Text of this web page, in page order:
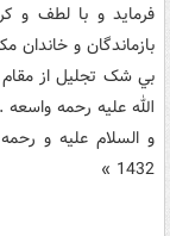
فرمايد و با لطف و
بازماندگان و
بي شک تجليل از
الله عليه رحمه واسعه .
1432 »